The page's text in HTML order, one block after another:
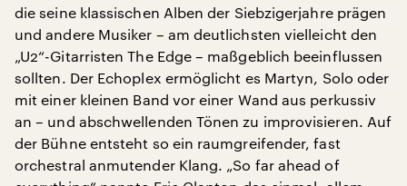
die seine klassischen Alben der Siebzigerjahre prägen
und andere Musiker – am deutlichsten vielleicht den
„U2“-Gitarristen The Edge – maßgeblich beeinflussen
sollten. Der Echoplex ermöglicht es Martyn, Solo oder
mit einer kleinen Band vor einer Wand aus perkussiv
an – und abschwellenden Tönen zu improvisieren. Auf
der Bühne entsteht so ein raumgreifender, fast
orchestral anmutender Klang. „So far ahead of